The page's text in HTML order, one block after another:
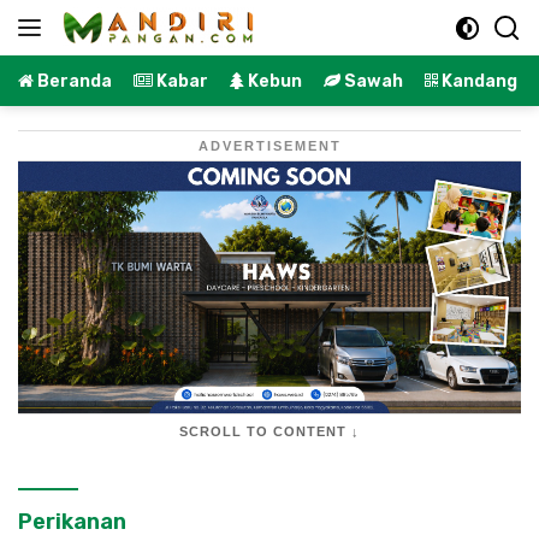
Langsung
Beranda Kabar Kebun Sawah Kandang
ADVERTISEMENT
SCROLL TO CONTENT ↓
Perikanan